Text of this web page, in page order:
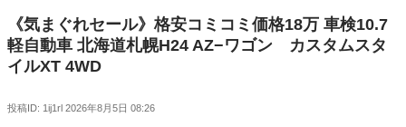
《気まぐれセール》格安コミコミ価格18万 車検10.7
軽自動車 北海道札幌H24 AZ−ワゴン カスタムスタ
イルXT 4WD
投稿ID: 1ij1rl 2026年8月5日 08:26